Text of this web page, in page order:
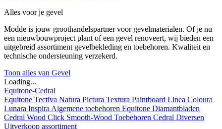
Alles voor je gevel
Modde is jouw groothandelspartner voor gevelmaterialen. Of je nu
een nieuwbouwproject plant of een gevel renoveert, wij bieden een
uitgebreid assortiment gevelbekleding en toebehoren. Kwaliteit en
technische ondersteuning verzekerd.
Toon alles van Gevel
Loading...
Equitone-Cedral
Equitone Tectiva Natura Pictura Textura Paintboard Linea Coloura
Lunara Inspira Algemene toebehoren Equitone Diamantbladen
Cedral Wood Click Smooth-Wood Toebehoren Cedral Diversen
Uitverkoop assortiment